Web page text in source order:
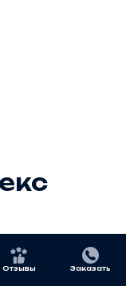
Отзывы Заказать
обновление